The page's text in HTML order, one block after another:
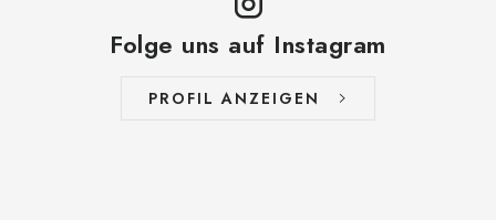
Folge uns auf Instagram
PROFIL ANZEIGEN